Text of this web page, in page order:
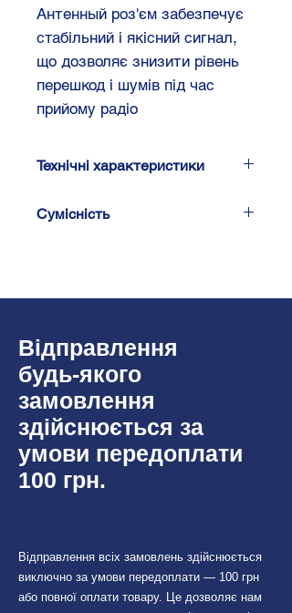
Антенный роз'єм забезпечує
стабільний і якісний сигнал,
що дозволяє знизити рівень
перешкод і шумів під час
прийому радіо
Технічні характеристики
Підключення: DIN(f)>Fakra
Z(f)(подвійне)
Сумісність
Skoda2008+
Volkswagen2008+
Відправлення
будь-якого
замовлення
здійснюється за
умови передоплати
100 грн.
Відправлення всіх замовлень здійснюється
виключно за умови передоплати — 100 грн
або повної оплати товару. Це дозволяє нам